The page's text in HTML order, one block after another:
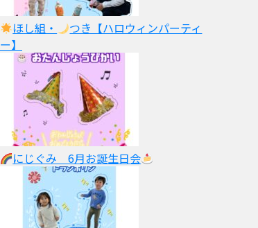
ほし組・
つき【ハロウィンパーティ
ー】
にじぐみ 6月お誕生日会